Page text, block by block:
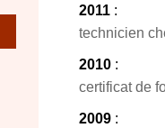
2011 :
technicien
2010 :
certificat de
2009 :